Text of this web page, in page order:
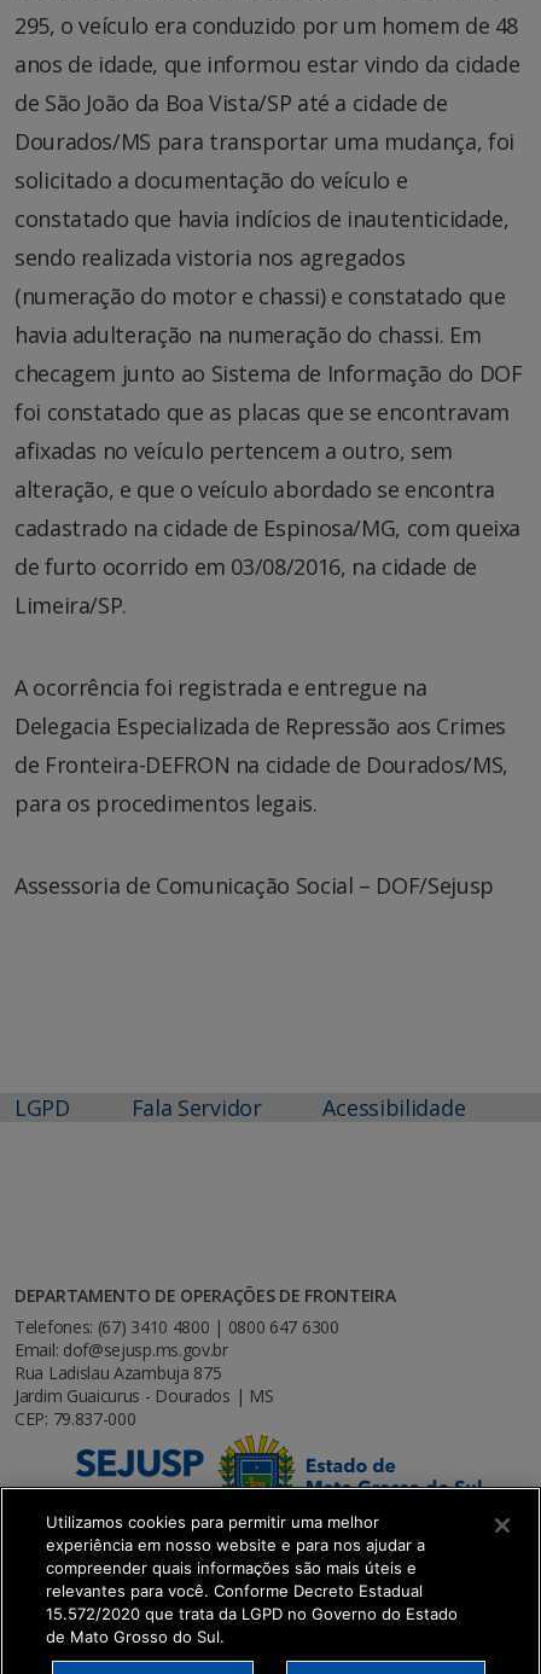
295, o veículo era conduzido por um homem de 48
anos de idade, que informou estar vindo da cidade
de São João da Boa Vista/SP até a cidade de
Dourados/MS para transportar uma mudança, foi
solicitado a documentação do veículo e
constatado que havia indícios de inautenticidade,
sendo realizada vistoria nos agregados
(numeração do motor e chassi) e constatado que
havia adulteração na numeração do chassi. Em
checagem junto ao Sistema de Informação do DOF
foi constatado que as placas que se encontravam
afixadas no veículo pertencem a outro, sem
alteração, e que o veículo abordado se encontra
cadastrado na cidade de Espinosa/MG, com queixa
de furto ocorrido em 03/08/2016, na cidade de
Limeira/SP.
A ocorrência foi registrada e entregue na
Delegacia Especializada de Repressão aos Crimes
de Fronteira-DEFRON na cidade de Dourados/MS,
para os procedimentos legais.
Assessoria de Comunicação Social – DOF/Sejusp
LGPD Fala Servidor Acessibilidade
DEPARTAMENTO DE OPERAÇÕES DE FRONTEIRA
Telefones: (67) 3410 4800 | 0800 647 6300
Email: dof@sejusp.ms.gov.br
Rua Ladislau Azambuja 875
Jardim Guaicurus - Dourados | MS
CEP: 79.837-000
SETDIG | Secretaria-Executiva de Transformação
Utilizamos cookies para permitir uma melhor
experiência em nosso website e para nos ajudar a
compreender quais informações são mais úteis e
relevantes para você. Conforme Decreto Estadual
15.572/2020 que trata da LGPD no Governo do Estado
de Mato Grosso do Sul.